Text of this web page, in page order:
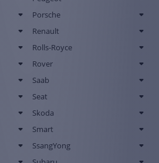
Porsche
Renault
Rolls-Royce
Rover
Saab
Seat
Skoda
Smart
SsangYong